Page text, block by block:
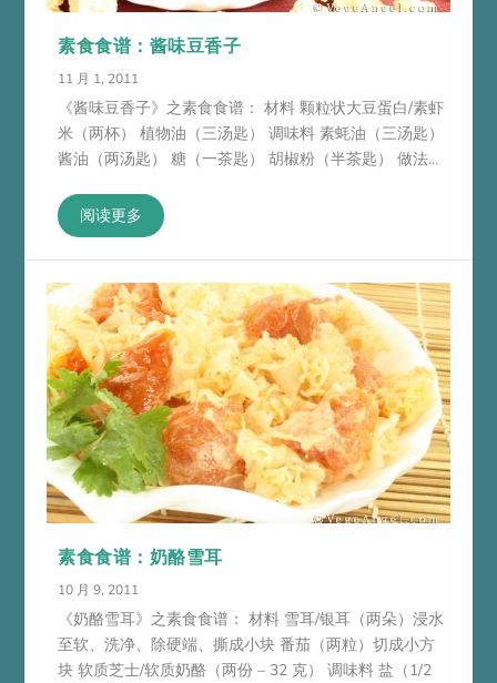
素食食谱：酱味豆香子
11 月 1, 2011
《酱味豆香子》之素食食谱： 材料 颗粒状大豆蛋白/素虾
米（两杯） 植物油（三汤匙） 调味料 素蚝油（三汤匙）
酱油（两汤匙） 糖（一茶匙） 胡椒粉（半茶匙） 做法...
阅读更多
素食食谱：奶酪雪耳
10 月 9, 2011
《奶酪雪耳》之素食食谱： 材料 雪耳/银耳（两朵）浸水
至软、洗净、除硬端、撕成小块 番茄（两粒）切成小方
块 软质芝士/软质奶酪（两份 – 32 克） 调味料 盐（1/2